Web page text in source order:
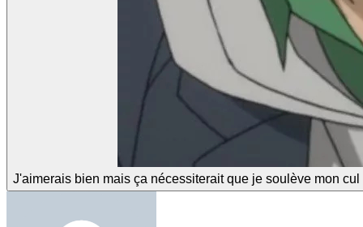
J'aimerais bien mais ça nécessiterait que je soulève mon